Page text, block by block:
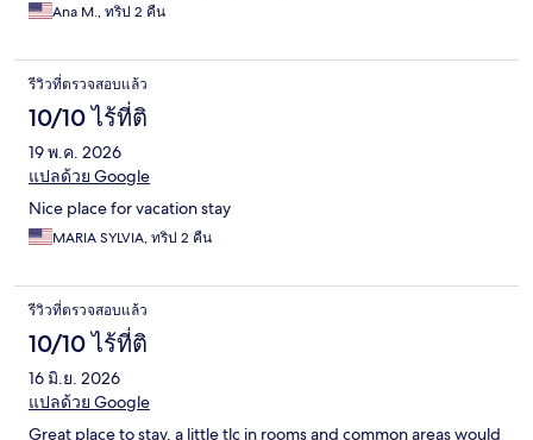
Ana M., ทริป 2 คืน
รีวิวที่ตรวจสอบแล้ว
10/10 ไร้ที่ติ
19 พ.ค. 2026
แปลด้วย Google
Nice place for vacation stay
MARIA SYLVIA, ทริป 2 คืน
รีวิวที่ตรวจสอบแล้ว
10/10 ไร้ที่ติ
16 มิ.ย. 2026
แปลด้วย Google
Great place to stay, a little tlc in rooms and common areas would